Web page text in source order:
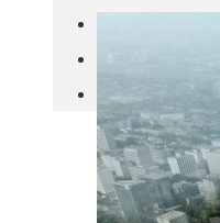
其他